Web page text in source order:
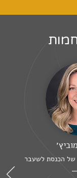
של הכנסת לשעבר